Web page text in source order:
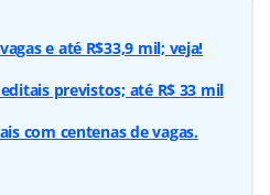
e até R$33,9 mil; veja!
previstos; até R$ 33 mil
com centenas de vagas.